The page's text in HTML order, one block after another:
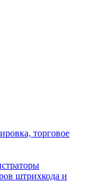
торговое
штрихкода и